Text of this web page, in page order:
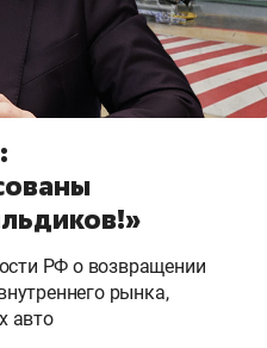
РФ о возвращении
рынка,
авто